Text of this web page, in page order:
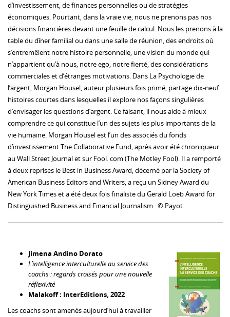
d’investissement, de finances personnelles ou de stratégies
économiques. Pourtant, dans la vraie vie, nous ne prenons pas nos
décisions financières devant une feuille de calcul. Nous les prenons à la
table du dîner familial ou dans une salle de réunion, des endroits où
s’entremêlent notre histoire personnelle, une vision du monde qui
n’appartient qu’à nous, notre ego, notre fierté, des considérations
commerciales et d’étranges motivations. Dans La Psychologie de
l’argent, Morgan Housel, auteur plusieurs fois primé, partage dix-neuf
histoires courtes dans lesquelles il explore nos façons singulières
d’envisager les questions d’argent. Ce faisant, il nous aide à mieux
comprendre ce qui constitue l’un des sujets les plus importants de la
vie humaine. Morgan Housel est l’un des associés du fonds
d’investissement The Collaborative Fund, après avoir été chroniqueur
au Wall Street Journal et sur Fool. com (The Motley Fool). Il a remporté
à deux reprises le Best in Business Award, décerné par la Society of
American Business Editors and Writers, a reçu un Sidney Award du
New York Times et a été deux fois finaliste du Gerald Loeb Award for
Distinguished Business and Financial Journalism.. © Payot
Jimena Andino Dorato
L’intelligence interculturelle au service des
coachs : regards croisés pour une nouvelle
réflexivité
Malakoff : InterEditions, 2022
Les coachs sont amenés aujourd’hui à travailler